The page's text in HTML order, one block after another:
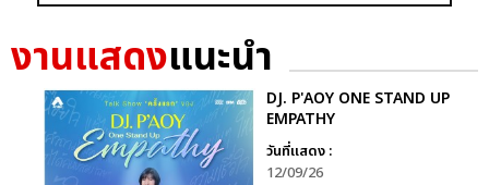
งานแสดงแนะนำ
DJ. P'AOY ONE STAND UP
EMPATHY
วันที่แสดง :
12/09/26